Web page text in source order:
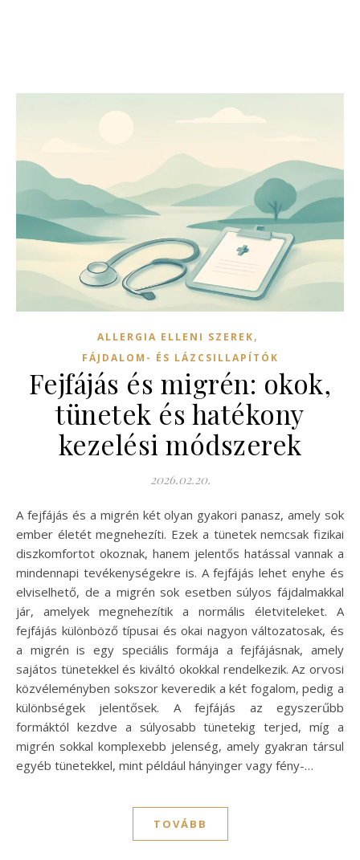
ALLERGIA ELLENI SZEREK,
FÁJDALOM- ÉS LÁZCSILLAPÍTÓK
Fejfájás és migrén: okok,
tünetek és hatékony
kezelési módszerek
2026.02.20.
A fejfájás és a migrén két olyan gyakori panasz, amely sok
ember életét megnehezíti. Ezek a tünetek nemcsak fizikai
diszkomfortot okoznak, hanem jelentős hatással vannak a
mindennapi tevékenységekre is. A fejfájás lehet enyhe és
elviselhető, de a migrén sok esetben súlyos fájdalmakkal
jár, amelyek megnehezítik a normális életviteleket. A
fejfájás különböző típusai és okai nagyon változatosak, és
a migrén is egy speciális formája a fejfájásnak, amely
sajátos tünetekkel és kiváltó okokkal rendelkezik. Az orvosi
közvéleményben sokszor keveredik a két fogalom, pedig a
különbségek jelentősek. A fejfájás az egyszerűbb
formáktól kezdve a súlyosabb tünetekig terjed, míg a
migrén sokkal komplexebb jelenség, amely gyakran társul
egyéb tünetekkel, mint például hányinger vagy fény-…
TOVÁBB